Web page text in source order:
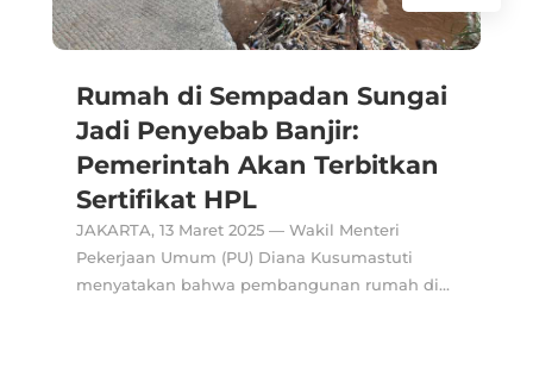
Rumah di Sempadan Sungai
Jadi Penyebab Banjir:
Pemerintah Akan Terbitkan
Sertifikat HPL
JAKARTA, 13 Maret 2025 — Wakil Menteri
Pekerjaan Umum (PU) Diana Kusumastuti
menyatakan bahwa pembangunan rumah di...